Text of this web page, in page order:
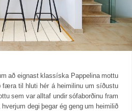
að eignast klassíska Pappelina mottu
færa til hluti hér á heimilinu um síðustu
sem var alltaf undir sófaborðinu fram
degi þegar ég geng um heimilið